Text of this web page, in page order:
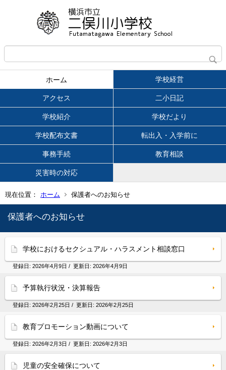
ホーム 学校経営
アクセス 二小日記
学校紹介 学校だより
学校配布文書 転出入・入学前に
事務手続 教育相談
災害時の対応
現在位置： ホーム 保護者へのお知らせ
保護者へのお知らせ
学校におけるセクシュアル・ハラスメント相談窓口
登録日: 2026年4月9日 / 更新日: 2026年4月9日
予算執行状況・決算報告
登録日: 2026年2月25日 / 更新日: 2026年2月25日
教育プロモーション動画について
登録日: 2026年2月3日 / 更新日: 2026年2月3日
児童の安全確保について